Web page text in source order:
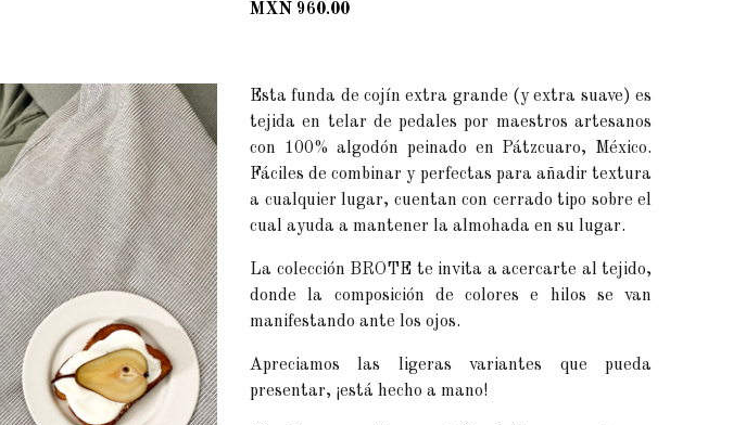
MXN 960.00
Esta funda de cojín extra grande (y extra suave) es
tejida en telar de pedales por maestros artesanos
con 100% algodón peinado en Pátzcuaro, México.
Fáciles de combinar y perfectas para añadir textura
a cualquier lugar, cuentan con cerrado tipo sobre el
cual ayuda a mantener la almohada en su lugar.
La colección BROTE te invita a acercarte al tejido,
donde la composición de colores e hilos se van
manifestando ante los ojos.
Apreciamos las ligeras variantes que pueda
presentar, ¡está hecho a mano!